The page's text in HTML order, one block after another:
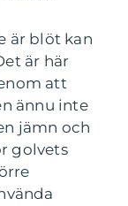
är blöt kan
är här
att
ännu inte
jämn och
golvets